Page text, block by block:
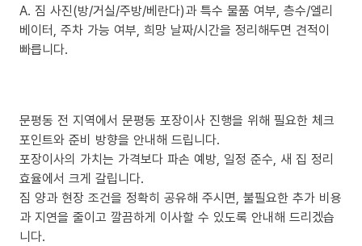
A. 짐 사진(방/거실/주방/베란다)과 특수 물품 여부, 층수/엘리
베이터, 주차 가능 여부, 희망 날짜/시간을 정리해두면 견적이
빠릅니다.
문평동 전 지역에서 문평동 포장이사 진행을 위해 필요한 체크
포인트와 준비 방향을 안내해 드립니다.
포장이사의 가치는 가격보다 파손 예방, 일정 준수, 새 집 정리
효율에서 크게 갈립니다.
짐 양과 현장 조건을 정확히 공유해 주시면, 불필요한 추가 비용
과 지연을 줄이고 깔끔하게 이사할 수 있도록 안내해 드리겠습
니다.